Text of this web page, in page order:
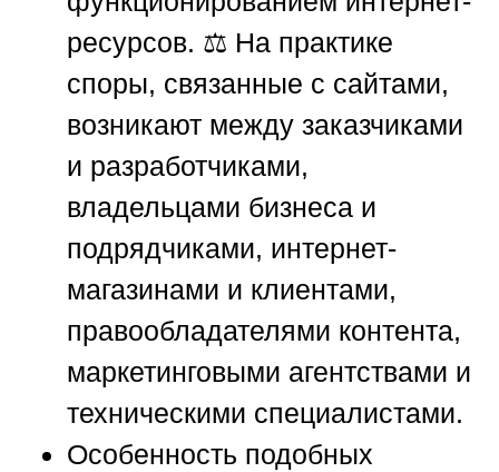
ресурсов. ⚖️ На практике
споры, связанные с сайтами,
возникают между заказчиками
и разработчиками,
владельцами бизнеса и
подрядчиками, интернет-
магазинами и клиентами,
правообладателями контента,
маркетинговыми агентствами и
техническими специалистами.
Особенность подобных